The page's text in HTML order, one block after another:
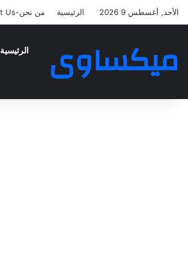
الأحد, أغسطس 9 2026 الرئيسية من نحن-About Us
ميكساوى الرئيسية